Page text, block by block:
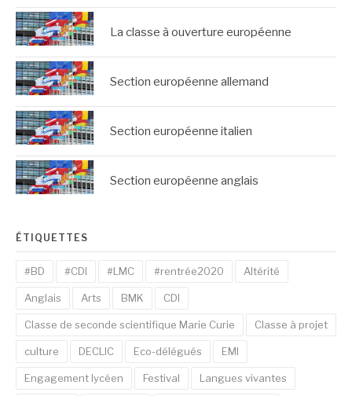
La classe à ouverture européenne
Section européenne allemand
Section européenne italien
Section européenne anglais
ÉTIQUETTES
#BD #CDI #LMC #rentrée2020 Altérité
Anglais Arts BMK CDI
Classe de seconde scientifique Marie Curie Classe à projet
culture DECLIC Eco-délégués EMI
Engagement lycéen Festival Langues vivantes